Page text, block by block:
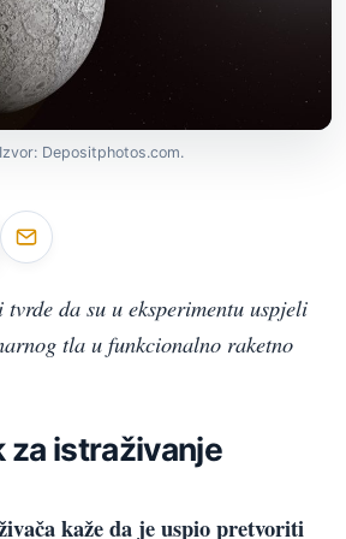
Depositphotos.com.
tvrde da su u eksperimentu uspjeli
tla u funkcionalno raketno
za istraživanje
kaže da je uspio pretvoriti